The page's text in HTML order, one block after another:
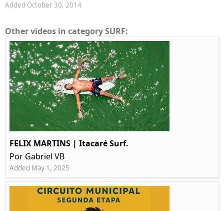
Added October 30, 2014
Other videos in category SURF:
FELIX MARTINS | Itacaré Surf.
Por Gabriel VB
Added May 1, 2025